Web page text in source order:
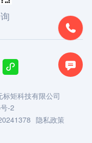



矩科技有限公司
-2
隐私政策